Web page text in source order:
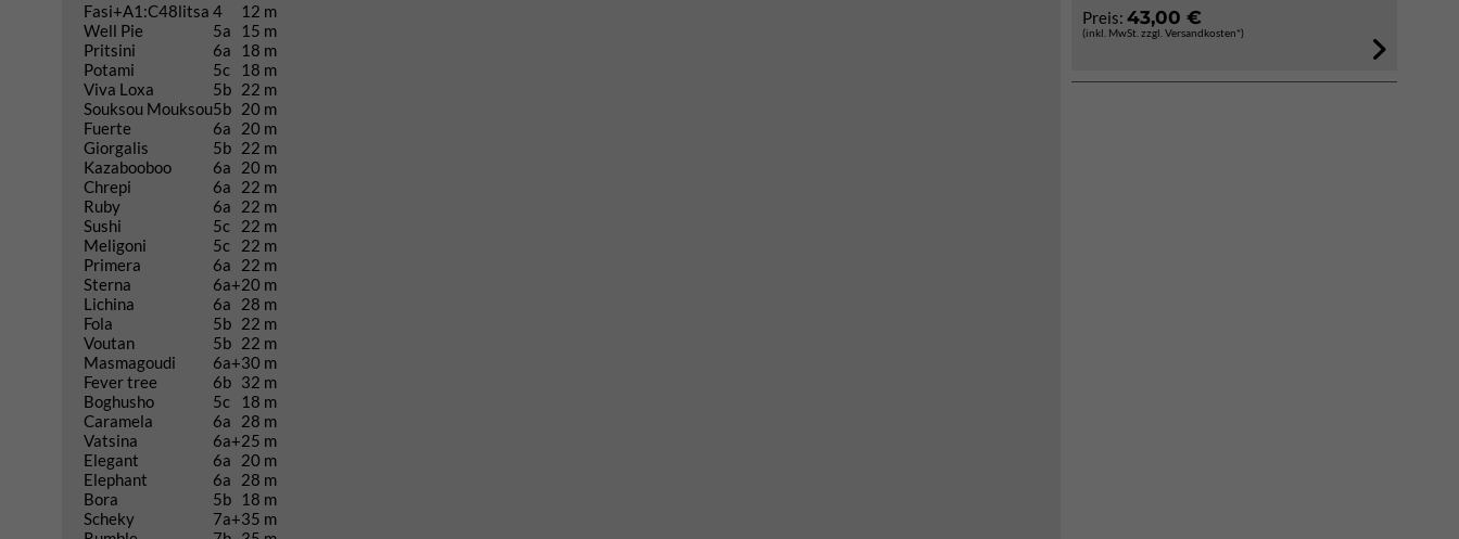
Fasi+A1:C48litsa 4
12 m
Well Pie
5a
15 m
Pritsini
6a
18 m
Potami
5c
18 m
Viva Loxa
5b 22 m
Souksou Mouksou5b 20 m
Fuerte
6a
20 m
Giorgalis
5b 22 m
Kazabooboo
6a
20 m
Chrepi
6a
22 m
Ruby
6a
22 m
Sushi
5c
22 m
Meligoni
5c
22 m
Primera
6a
22 m
Sterna
6a+20 m
Lichina
6a
28 m
Fola
5b 22 m
Voutan
5b 22 m
Masmagoudi
6a+30 m
Fever tree
6b 32 m
Boghusho
5c
18 m
Caramela
6a
28 m
Vatsina
6a+25 m
Elegant
6a
20 m
Elephant
6a
28 m
Bora
5b
18 m
Scheky
7a+35 m
Preis: 43,00 €
(inkl. MwSt. zzgl. Versandkosten*)